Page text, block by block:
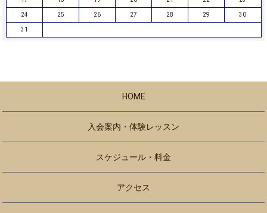
24 25 26 27 28 29 30
31
HOME
入会案内・体験レッスン
スケジュール・料金
アクセス